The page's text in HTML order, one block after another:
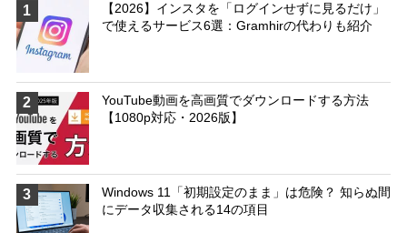
1
【2026】インスタを「ログインせずに見るだけ」
で使えるサービス6選：Gramhirの代わりも紹介
2
YouTube動画を高画質でダウンロードする方法
【1080p対応・2026版】
3
Windows 11「初期設定のまま」は危険？ 知らぬ間
にデータ収集される14の項目